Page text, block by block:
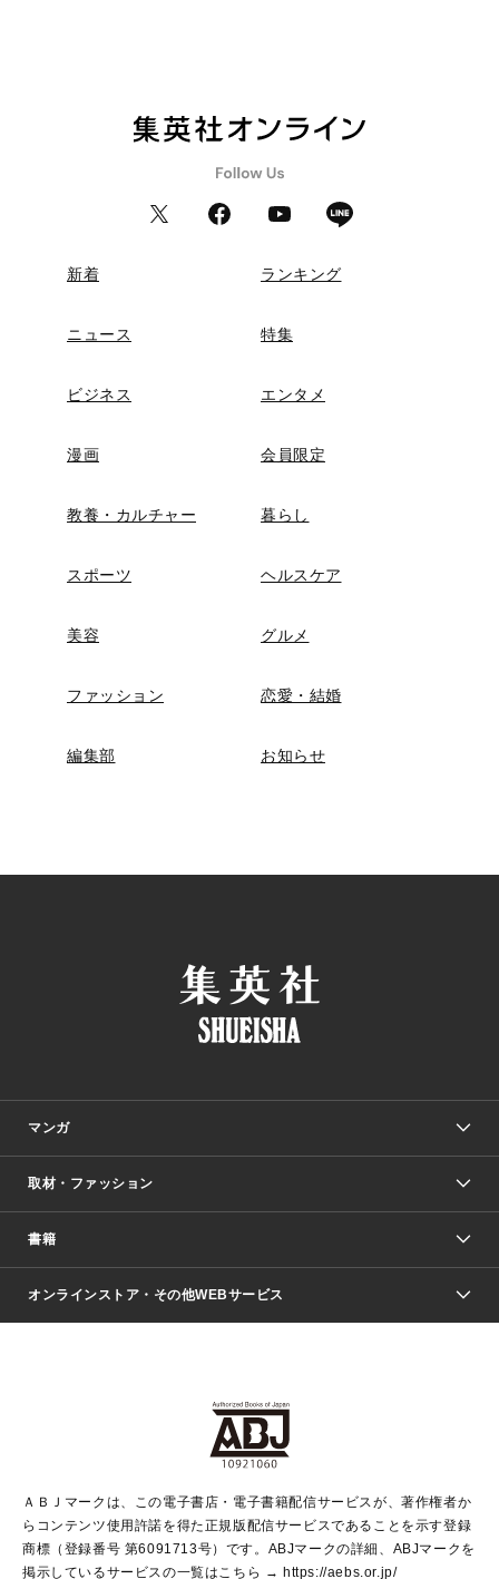
新着 ランキング
ニュース 特集
ビジネス エンタメ
漫画 会員限定
教養・カルチャー 暮らし
スポーツ ヘルスケア
美容 グルメ
ファッション 恋愛・結婚
編集部 お知らせ
マンガ
少年マンガ
Vジャンプ
ジャンプルーキー！
週刊ヤングジャンプ
ウルトラジャンプ
少女マンガ
リマコミ＋
マンガMeets
月刊オフィスユー
取材・ファッション
Seventeen
LEE
Marisol
芸能・情報・スポーツ
パラスポ＋！
書籍
文芸・文庫・総合
青春と読書
集英社新書プラス
ライトノベル・ノベライズ
集英社Webマガジン Cobalt
集英社オレンジ文庫
シフォン文庫
集英社みらい文庫
S-KIDS.LAND
オンラインストア・その他WEBサービス
SHUEISHA MANGA-ART HERITAGE
HAPPY PLUS STORE
shueisha vox
EDITOR'S LAB
ＡＢＪマークは、この電子書店・電子書籍配信サービスが、著作権者か
らコンテンツ使用許諾を得た正規版配信サービスであることを示す登録
商標（登録番号 第6091713号）です。ABJマークの詳細、ABJマークを
掲示しているサービスの一覧はこちら → https://aebs.or.jp/